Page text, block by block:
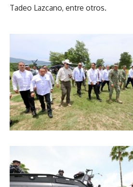
Tadeo Lazcano, entre otros.